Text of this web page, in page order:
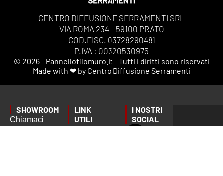
CENTRO DIFFUSIONE SERRAMENTI SRL
VIA ROMA 234 – 59100 PRATO
COD.FISC. 03728290481
P.IVA : 00320530975
© 2026 - Pannellofilomuro.it - Tutti i diritti sono riservati
Made with ❤ by Centro Diffusione Serramenti
SHOWROOM
Chiamaci
LINK
UTILI
I NOSTRI
SOCIAL